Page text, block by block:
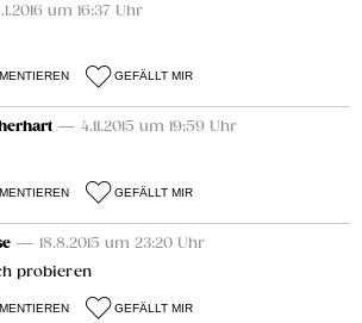
um 16:37 Uhr
GEFÄLLT MIR
— 4.11.2015 um 19:59 Uhr
GEFÄLLT MIR
— 18.8.2015 um 23:20 Uhr
probieren
GEFÄLLT MIR